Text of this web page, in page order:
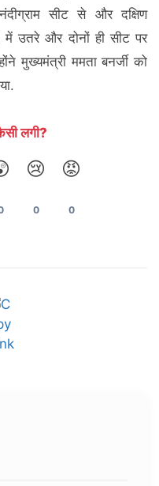
सीट से और दक्षिण
में उतरे और दोनों ही सीट पर
मुख्यमंत्री ममता बनर्जी को
लगी?
😢
0
😡
0